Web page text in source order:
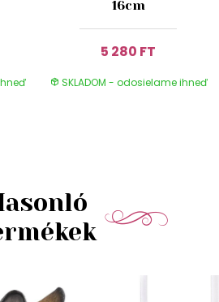
16cm
5 280 FT
SKLADOM - odosielame ihneď